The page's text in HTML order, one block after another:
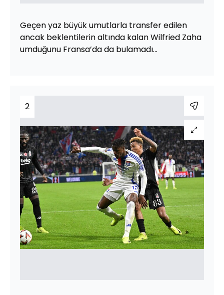
Geçen yaz büyük umutlarla transfer edilen
ancak beklentilerin altında kalan Wilfried Zaha
umduğunu Fransa’da da bulamadı…
2